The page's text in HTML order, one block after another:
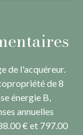
de l'acquéreur.
de 8
énergie B,
annuelles
€ et 797.00